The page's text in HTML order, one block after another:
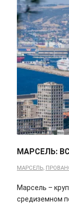
МАРСЕЛЬ:
МАРСЕЛЬ,
Марсель –
средиземном